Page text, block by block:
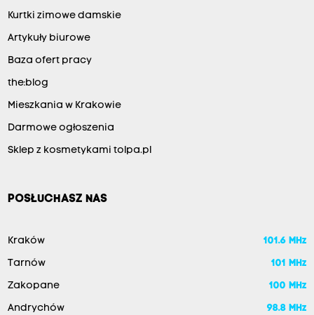
Kurtki zimowe damskie
Artykuły biurowe
Baza ofert pracy
the:blog
Mieszkania w Krakowie
Darmowe ogłoszenia
Sklep z kosmetykami tolpa.pl
POSŁUCHASZ NAS
Kraków 101.6 MHz
Tarnów 101 MHz
Zakopane 100 MHz
Andrychów 98.8 MHz